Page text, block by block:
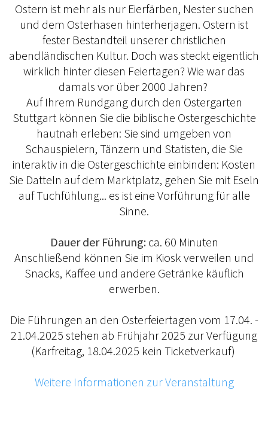
Ostern ist mehr als nur Eierfärben, Nester suchen
und dem Osterhasen hinterherjagen. Ostern ist
fester Bestandteil unserer christlichen
abendländischen Kultur. Doch was steckt eigentlich
wirklich hinter diesen Feiertagen? Wie war das
damals vor über 2000 Jahren?
Auf Ihrem Rundgang durch den Ostergarten
Stuttgart können Sie die biblische Ostergeschichte
hautnah erleben: Sie sind umgeben von
Schauspielern, Tänzern und Statisten, die Sie
interaktiv in die Ostergeschichte einbinden: Kosten
Sie Datteln auf dem Marktplatz, gehen Sie mit Eseln
auf Tuchfühlung... es ist eine Vorführung für alle
Sinne.
Dauer der Führung:ca. 60 Minuten
Anschließend können Sie im Kiosk verweilen und
Snacks, Kaffee und andere Getränke käuflich
erwerben.
Die Führungen an den Osterfeiertagen vom 17.04. -
21.04.2025 stehen ab Frühjahr 2025 zur Verfügung
(Karfreitag, 18.04.2025 kein Ticketverkauf)
Weitere Informationen zur Veranstaltung